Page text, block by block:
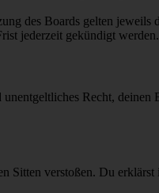
des Boards gelten jeweils
jederzeit gekündigt werden.
Recht, deinen
verstoßen. Du